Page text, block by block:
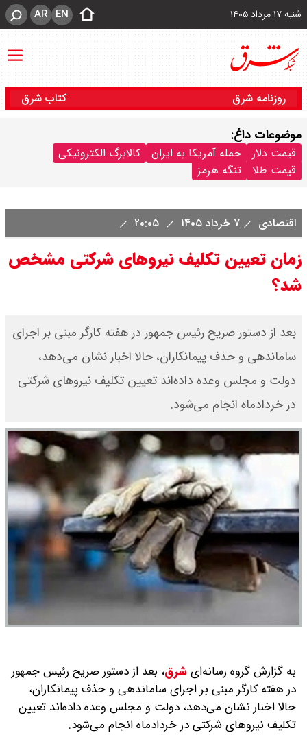
شنبه ۱۷ مرداد ۱۴۰۵ EN
AR
روزنامه شرق کتاب شرق
موضوعات داغ:
قیمت دلار حمله آمریکا به ایران
کالابرگ الکترونیکی
قیمت طلا
تنگه هرمز
اقتصادی ۷ خرداد ۱۴۰۵
زمان تعیین تکلیف نیروهای شرکتی مشخص
شد؟
بعد از دستور صریح رئیس جمهور در هفته کارگر مبنی بر اجرای
ساماندهی و حذف پیمانکاران، حالا اخبار نشان می‌دهد،
دولت و مجلس وعده داده‌اند تعیین تکلیف نیروهای شرکتی
در خردادماه انجام می‌شود.
به گزارش گروه رسانه‌ایشرق، بعد از دستور صریح رئیس جمهور
در هفته کارگر مبنی بر اجرای ساماندهی و حذف پیمانکاران،
حالا اخبار نشان می‌دهد، دولت و مجلس وعده داده‌اند تعیین
تکلیف نیروهای شرکتی در خردادماه انجام می‌شود.